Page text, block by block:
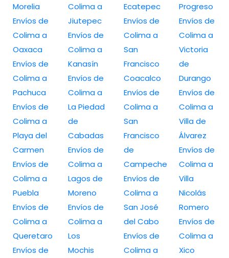
Morelia
Envíos de
Colima a
Oaxaca
Envíos de
Colima a
Pachuca
Envíos de
Colima a
Playa del
Carmen
Envíos de
Colima a
Puebla
Envíos de
Colima a
Queretaro
Envíos de
Colima a
Jiutepec
Envíos de
Colima a
Kanasín
Envíos de
Colima a
La Piedad
de
Cabadas
Envíos de
Colima a
Lagos de
Moreno
Envíos de
Colima a
Los
Mochis
Ecatepec
Envíos de
Colima a
San
Francisco
Coacalco
Envíos de
Colima a
San
Francisco
de
Campeche
Envíos de
Colima a
San José
del Cabo
Envíos de
Colima a
Progreso
Envíos de
Colima a
Victoria
de
Durango
Envíos de
Colima a
Villa de
Álvarez
Envíos de
Colima a
Villa
Nicolás
Romero
Envíos de
Colima a
Xico